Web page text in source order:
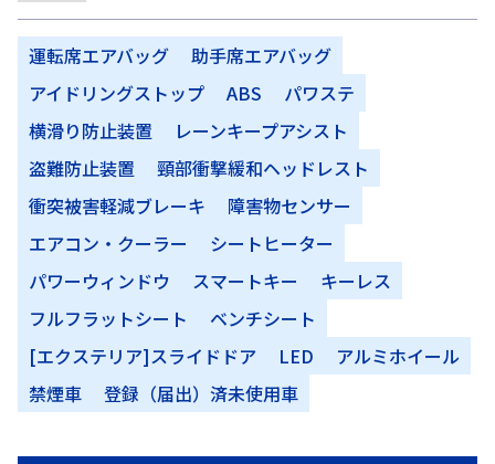
運転席エアバッグ
助手席エアバッグ
アイドリングストップ
ABS
パワステ
横滑り防止装置
レーンキープアシスト
盗難防止装置
頸部衝撃緩和ヘッドレスト
衝突被害軽減ブレーキ
障害物センサー
エアコン・クーラー
シートヒーター
パワーウィンドウ
スマートキー
キーレス
フルフラットシート
ベンチシート
[エクステリア]スライドドア
LED
アルミホイール
禁煙車
登録（届出）済未使用車